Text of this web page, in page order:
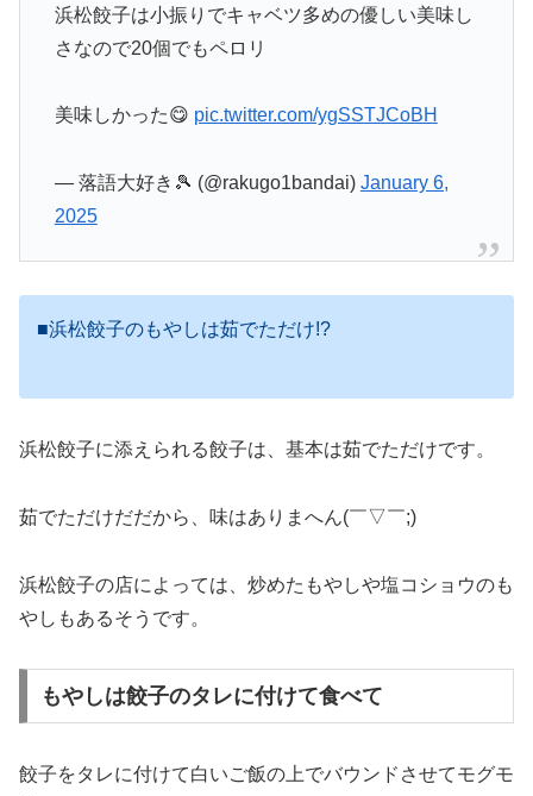
浜松餃子は小振りでキャベツ多めの優しい美味し
さなので20個でもペロリ
美味しかった😋 pic.twitter.com/ygSSTJCoBH
— 落語大好き🎾 (@rakugo1bandai) January 6,
2025
■浜松餃子のもやしは茹でただけ!?
浜松餃子に添えられる餃子は、基本は茹でただけです。
茹でただけだだから、味はありまへん(￣▽￣;)
浜松餃子の店によっては、炒めたもやしや塩コショウのも
やしもあるそうです。
もやしは餃子のタレに付けて食べて
餃子をタレに付けて白いご飯の上でバウンドさせてモグモ